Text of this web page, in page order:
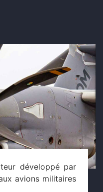
développé par
avions militaires